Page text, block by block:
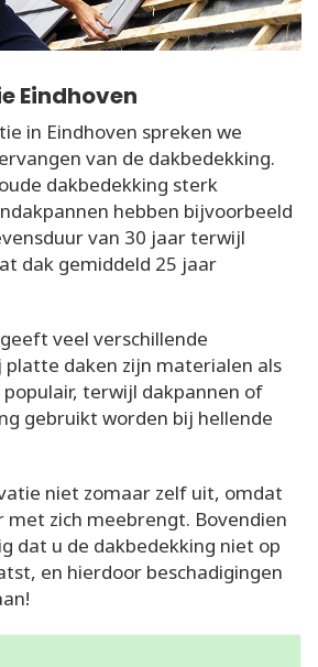
Eindhoven
in Eindhoven spreken we
van de dakbedekking.
dakbedekking sterk
hebben bijvoorbeeld
van 30 jaar terwijl
dak gemiddeld 25 jaar
veel verschillende
platte daken zijn materialen als
populair, terwijl dakpannen of
gebruikt worden bij hellende
niet zomaar zelf uit, omdat
zich meebrengt. Bovendien
dat u de dakbedekking niet op
en hierdoor beschadigingen